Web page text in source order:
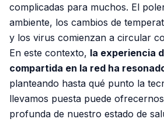
complicadas para muchos. El
ambiente, los cambios de
y los virus comienzan a circular
En este contexto, la experiencia
compartida en la red ha
planteando hasta qué punto la
llevamos puesta puede
profunda de nuestro estado de